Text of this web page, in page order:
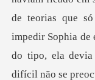
de teorias que
impedir Sophia de